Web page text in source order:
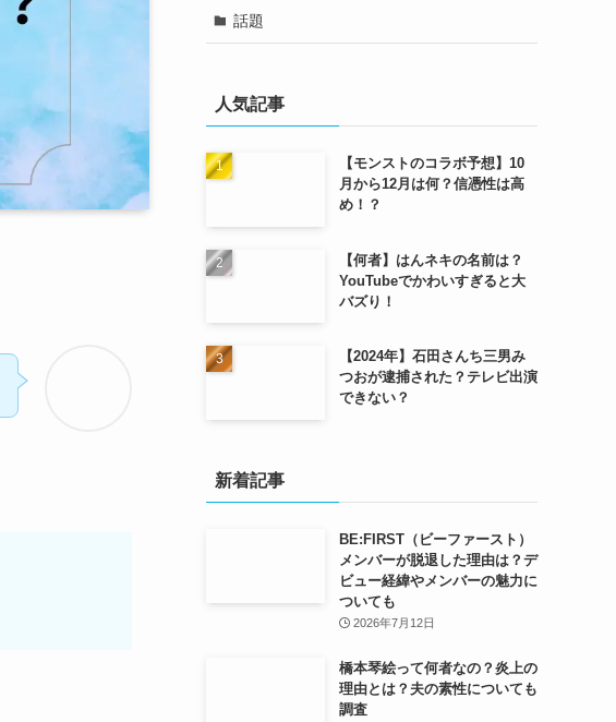
話題
人気記事
【モンストのコラボ予想】10
月から12月は何？信憑性は高
め！？
【何者】はんネキの名前は？
YouTubeでかわいすぎると大
バズり！
【2024年】石田さんち三男み
つおが逮捕された？テレビ出演
できない？
新着記事
BE:FIRST（ビーファースト）
メンバーが脱退した理由は？デ
ビュー経緯やメンバーの魅力に
ついても
2026年7月12日
橋本琴絵って何者なの？炎上の
理由とは？夫の素性についても
調査